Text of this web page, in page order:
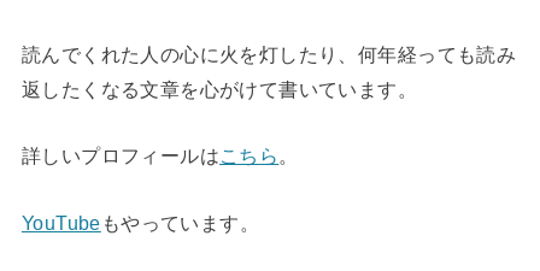
読んでくれた人の心に火を灯したり、何年経っても読み
返したくなる文章を心がけて書いています。
詳しいプロフィールはこちら 。
YouTube もやっています。